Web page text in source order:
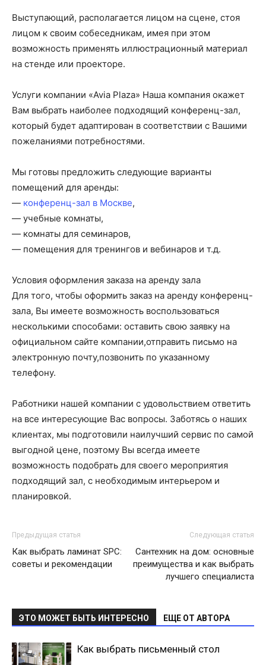
Выступающий, располагается лицом на сцене, стоя
лицом к своим собеседникам, имея при этом
возможность применять иллюстрационный материал
на стенде или проекторе.
Услуги компании «Avia Plaza» Наша компания окажет
Вам выбрать наиболее подходящий конференц-зал,
который будет адаптирован в соответствии с Вашими
пожеланиями потребностями.
Мы готовы предложить следующие варианты
помещений для аренды:
— конференц-зал в Москве,
— учебные комнаты,
— комнаты для семинаров,
— помещения для тренингов и вебинаров и т.д.
Условия оформления заказа на аренду зала
Для того, чтобы оформить заказ на аренду конференц-
зала, Вы имеете возможность воспользоваться
несколькими способами: оставить свою заявку на
официальном сайте компании,отправить письмо на
электронную почту,позвонить по указанному
телефону.
Работники нашей компании с удовольствием ответить
на все интересующие Вас вопросы. Заботясь о наших
клиентах, мы подготовили наилучший сервис по самой
выгодной цене, поэтому Вы всегда имеете
возможность подобрать для своего мероприятия
подходящий зал, с необходимым интерьером и
планировкой.
Предыдущая статья
Как выбрать ламинат SPC:
советы и рекомендации
Следующая статья
Сантехник на дом: основные
преимущества и как выбрать
лучшего специалиста
ЭТО МОЖЕТ БЫТЬ ИНТЕРЕСНО ЕЩЕ ОТ АВТОРА
Как выбрать письменный стол